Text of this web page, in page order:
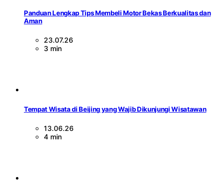
Panduan Lengkap Tips Membeli Motor Bekas Berkualitas dan
Aman
23.07.26
3 min
Tempat Wisata di Beijing yang Wajib Dikunjungi Wisatawan
13.06.26
4 min